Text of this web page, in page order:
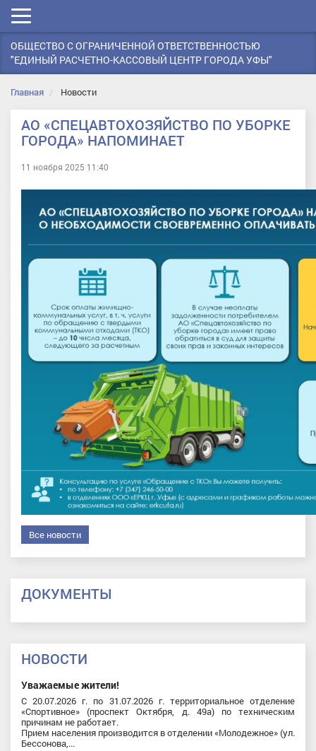
Мобильное
меню
ОБЩЕСТВО С ОГРАНИЧЕННОЙ ОТВЕТСТВЕННОСТЬЮ
"ЕДИНЫЙ РАСЧЕТНО-КАССОВЫЙ ЦЕНТР ГОРОДА УФЫ"
Главная Новости
АО «СПЕЦАВТОХОЗЯЙСТВО ПО УБОРКЕ
ГОРОДА» НАПОМИНАЕТ
11 ноября 2025 11:40
Все новости
ДОКУМЕНТЫ
НОВОСТИ
Уважаемые жители!
С 20.07.2026 г. по 31.07.2026 г. территориальное отделение
«Спортивное» (проспект Октября, д. 49а) по техническим
причинам не работает.
Прием населения производится в отделении «Молодежное» (ул.
Бессонова,...